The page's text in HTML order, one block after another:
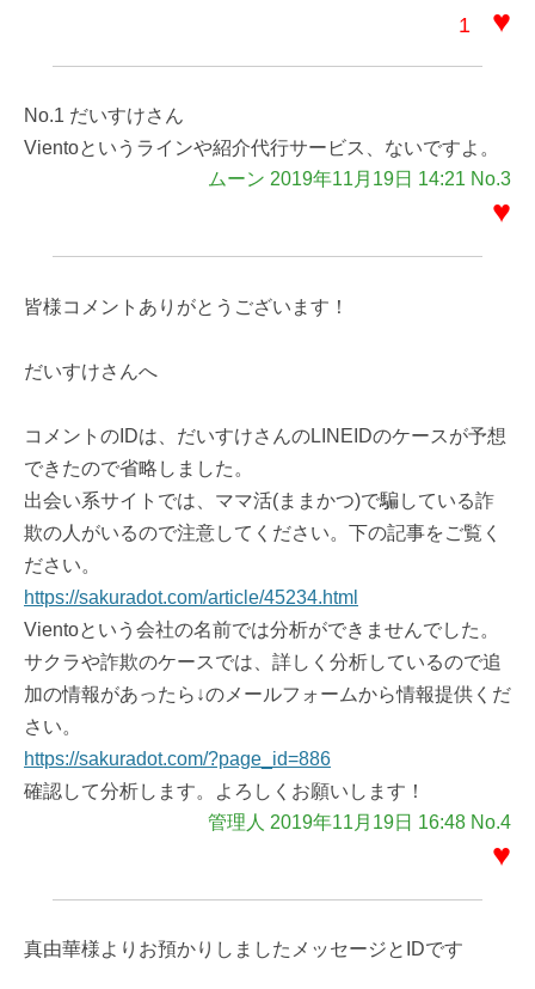
1 ♥
No.1 だいすけさん
Vientoというラインや紹介代行サービス、ないですよ。
ムーン 2019年11月19日 14:21 No.3
♥
皆様コメントありがとうございます！
だいすけさんへ
コメントのIDは、だいすけさんのLINEIDのケースが予想
できたので省略しました。
出会い系サイトでは、ママ活(ままかつ)で騙している詐
欺の人がいるので注意してください。下の記事をご覧く
ださい。
https://sakuradot.com/article/45234.html
Vientoという会社の名前では分析ができませんでした。
サクラや詐欺のケースでは、詳しく分析しているので追
加の情報があったら↓のメールフォームから情報提供くだ
さい。
https://sakuradot.com/?page_id=886
確認して分析します。よろしくお願いします！
管理人 2019年11月19日 16:48 No.4
♥
真由華様よりお預かりしましたメッセージとIDです